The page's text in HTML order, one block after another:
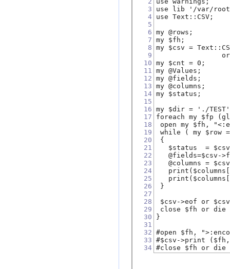
3
4
5
6
7
8
9
10
11
12
13
14
15
16
17
18
19
20
21
22
23
24
25
26
27
28
29
30
31
32
33
34
use lib '/var/
use Text::CSV;
my @rows;
my $fh;
my $csv =
my $cnt = 0;
my @Values;
my @fields;
my @columns;
my $status;
my $dir = './
foreach my $fp
open my $fh,
while ( my
{
$status  =
@fields=$csv-
@columns =
}
$csv->eof or
close $fh or
}
#open $fh,
#$csv->print
#close $fh or die